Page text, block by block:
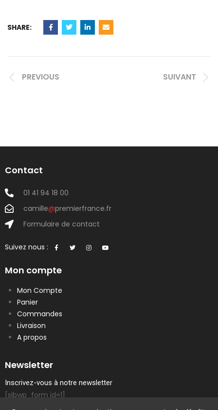
SHARE:
PREVIOUS SUIVANT
Contact
01 41 94 18 00
camille@premierfrance.fr
Formulaire de contact
Suivez nous :
Mon compte
Mon Compte
Panier
Commandes
Livraison
A propos
Newsletter
Inscrivez-vous à notre newsletter
[sibwp_form id=1]